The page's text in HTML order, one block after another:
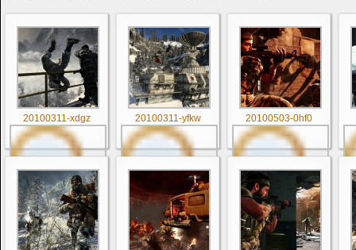
20100311-xdgz 20100311-yfkw 20100503-0hf0